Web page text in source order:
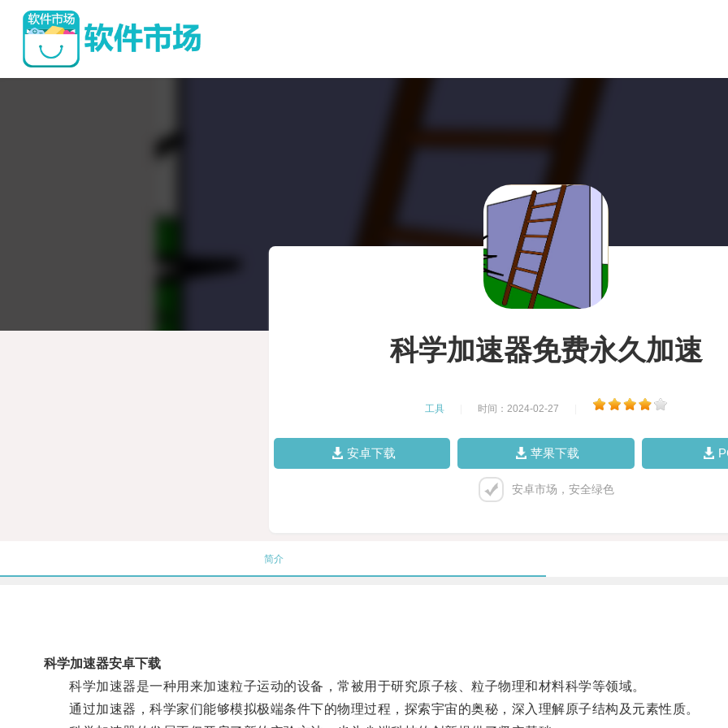
科学加速器免费永久加速
工具 时间：2024-02-27
安卓下载 苹果下载
安卓市场，安全绿色
简介
科学加速器安卓下载
科学加速器是一种用来加速粒子运动的设备，常被用于研究原子核、粒子物理和材料科学等领域。
通过加速器，科学家们能够模拟极端条件下的物理过程，探索宇宙的奥秘，深入理解原子结构及元素性质。